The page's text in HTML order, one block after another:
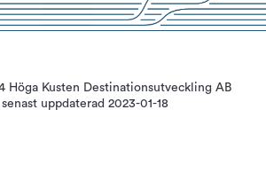
Höga Kusten Destinationsutveckling AB
uppdaterad 2023-01-18